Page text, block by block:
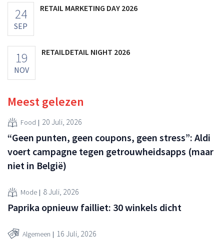
24
SEP
RETAIL MARKETING DAY 2026
19
NOV
RETAILDETAIL NIGHT 2026
Meest gelezen
Food 20 Juli, 2026
“Geen punten, geen coupons, geen stress”: Aldi
voert campagne tegen getrouwheidsapps (maar
niet in België)
Mode 8 Juli, 2026
Paprika opnieuw failliet: 30 winkels dicht
Algemeen 16 Juli, 2026